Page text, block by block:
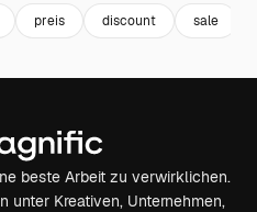
preis discount sale
beste Arbeit zu verwirklichen.
unter Kreativen, Unternehmen,